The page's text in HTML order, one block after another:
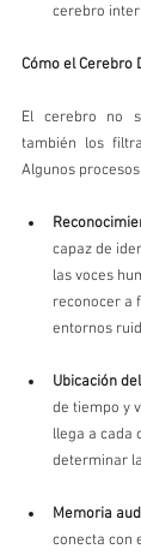
cerebro
Cómo el Cerebro
El cerebro no
también los
Algunos
capaz de
las voces
reconocer a
entornos
Ubicación
de tiempo y
llega a cada
determinar
Memoria
conecta con